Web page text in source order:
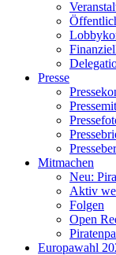
Presse
Mitmachen
Neu:
Aktiv
Folgen
Open
Europawahl